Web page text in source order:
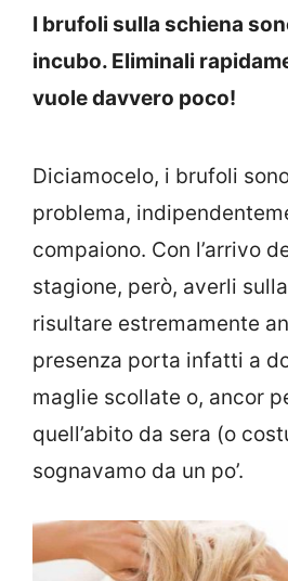
I brufoli sulla schiena
incubo. Eliminali
vuole davvero poco!
Diciamocelo, i brufoli
problema,
compaiono. Con l’arrivo
stagione, però, averli
risultare estremamente
presenza porta infatti a
maglie scollate o, ancor
quell’abito da sera (o
sognavamo da un po’.